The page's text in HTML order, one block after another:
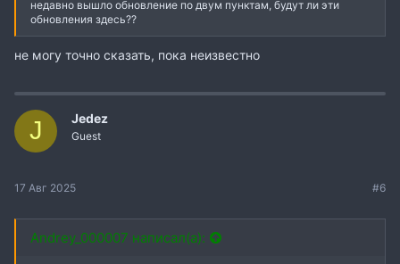
недавно вышло обновление по двум пунктам, будут ли эти
обновления здесь??
не могу точно сказать, пока неизвестно
J Jedez
Guest
17 Авг 2025 #6
Andrey_000007 написал(а):